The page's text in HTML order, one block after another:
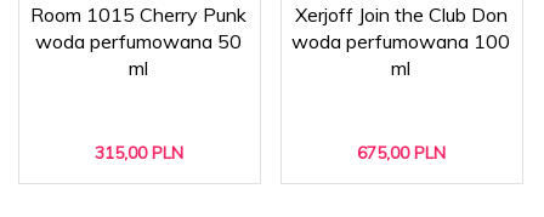
Room 1015 Cherry Punk
woda perfumowana 50
ml
315,00 PLN
Xerjoff Join the Club Don
woda perfumowana 100
ml
675,00 PLN